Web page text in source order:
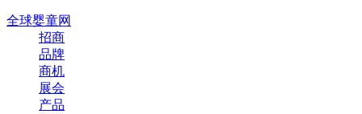
全球婴童网
招商
品牌
商机
展会
产品